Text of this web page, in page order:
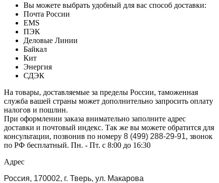
Вы можете выбрать удобный для вас способ доставки:
Почта России
EMS
ПЭК
Деловые Линии
Байкал
Кит
Энергия
СДЭК
На товары, доставляемые за пределы России, таможенная
служба вашей страны может дополнительно запросить оплату
налогов и пошлин.
При оформлении заказа внимательно заполните адрес
доставки и почтовый индекс. Так же вы можете обратится для
консультации, позвонив по номеру 8 (499) 288-29-91, звонок
по РФ бесплатный. Пн. - Пт. с 8:00 до 16:30
Адрес
Россия, 170002, г. Тверь, ул. Макарова